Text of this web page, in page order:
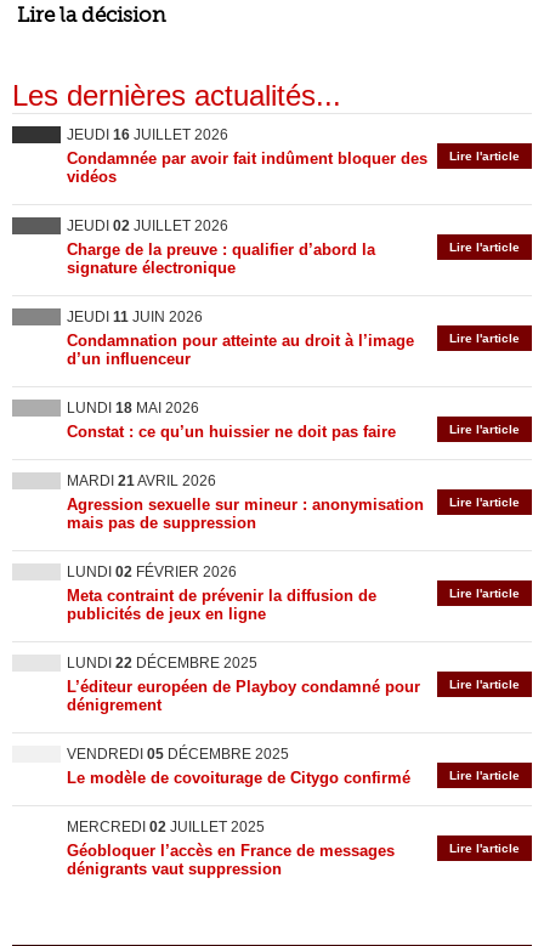
Lire la décision
Les dernières actualités...
JEUDI 16 JUILLET 2026
Lire l'article
Condamnée par avoir fait indûment bloquer des
vidéos
JEUDI 02 JUILLET 2026
Lire l'article
Charge de la preuve : qualifier d’abord la
signature électronique
JEUDI 11 JUIN 2026
Lire l'article
Condamnation pour atteinte au droit à l’image
d’un influenceur
LUNDI 18 MAI 2026
Lire l'article
Constat : ce qu’un huissier ne doit pas faire
MARDI 21AVRIL 2026
Lire l'article
Agression sexuelle sur mineur : anonymisation
mais pas de suppression
LUNDI 02 FÉVRIER 2026
Lire l'article
Meta contraint de prévenir la diffusion de
publicités de jeux en ligne
LUNDI 22 DÉCEMBRE 2025
Lire l'article
L’éditeur européen de Playboy condamné pour
dénigrement
VENDREDI 05 DÉCEMBRE 2025
Lire l'article
Le modèle de covoiturage de Citygo confirmé
MERCREDI 02 JUILLET 2025
Lire l'article
Géobloquer l’accès en France de messages
dénigrants vaut suppression